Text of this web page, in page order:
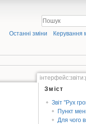
Останні зміни Керування
Зміст
Звіт "Рух
Пункт
Для чого